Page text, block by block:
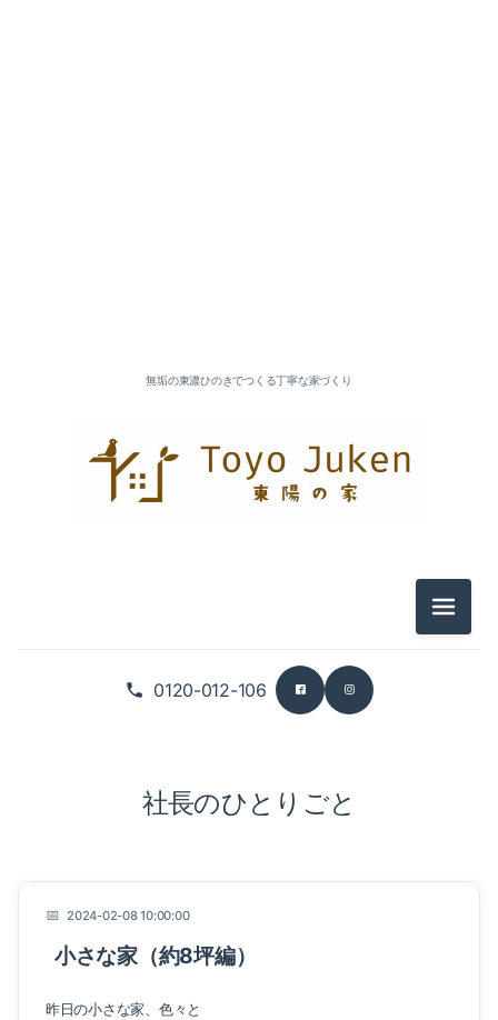
0120-012-106
無垢の東濃ひのきでつくる丁寧な家づくり
メニュ
社長のひとりごと
2024-02-08 10:00:00
小さな家（約8坪編）
昨日の小さな家、色々と